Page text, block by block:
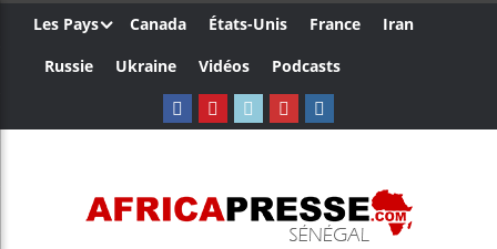
Les Pays Canada États-Unis France
Iran
Russie
Ukraine Vidéos Podcasts